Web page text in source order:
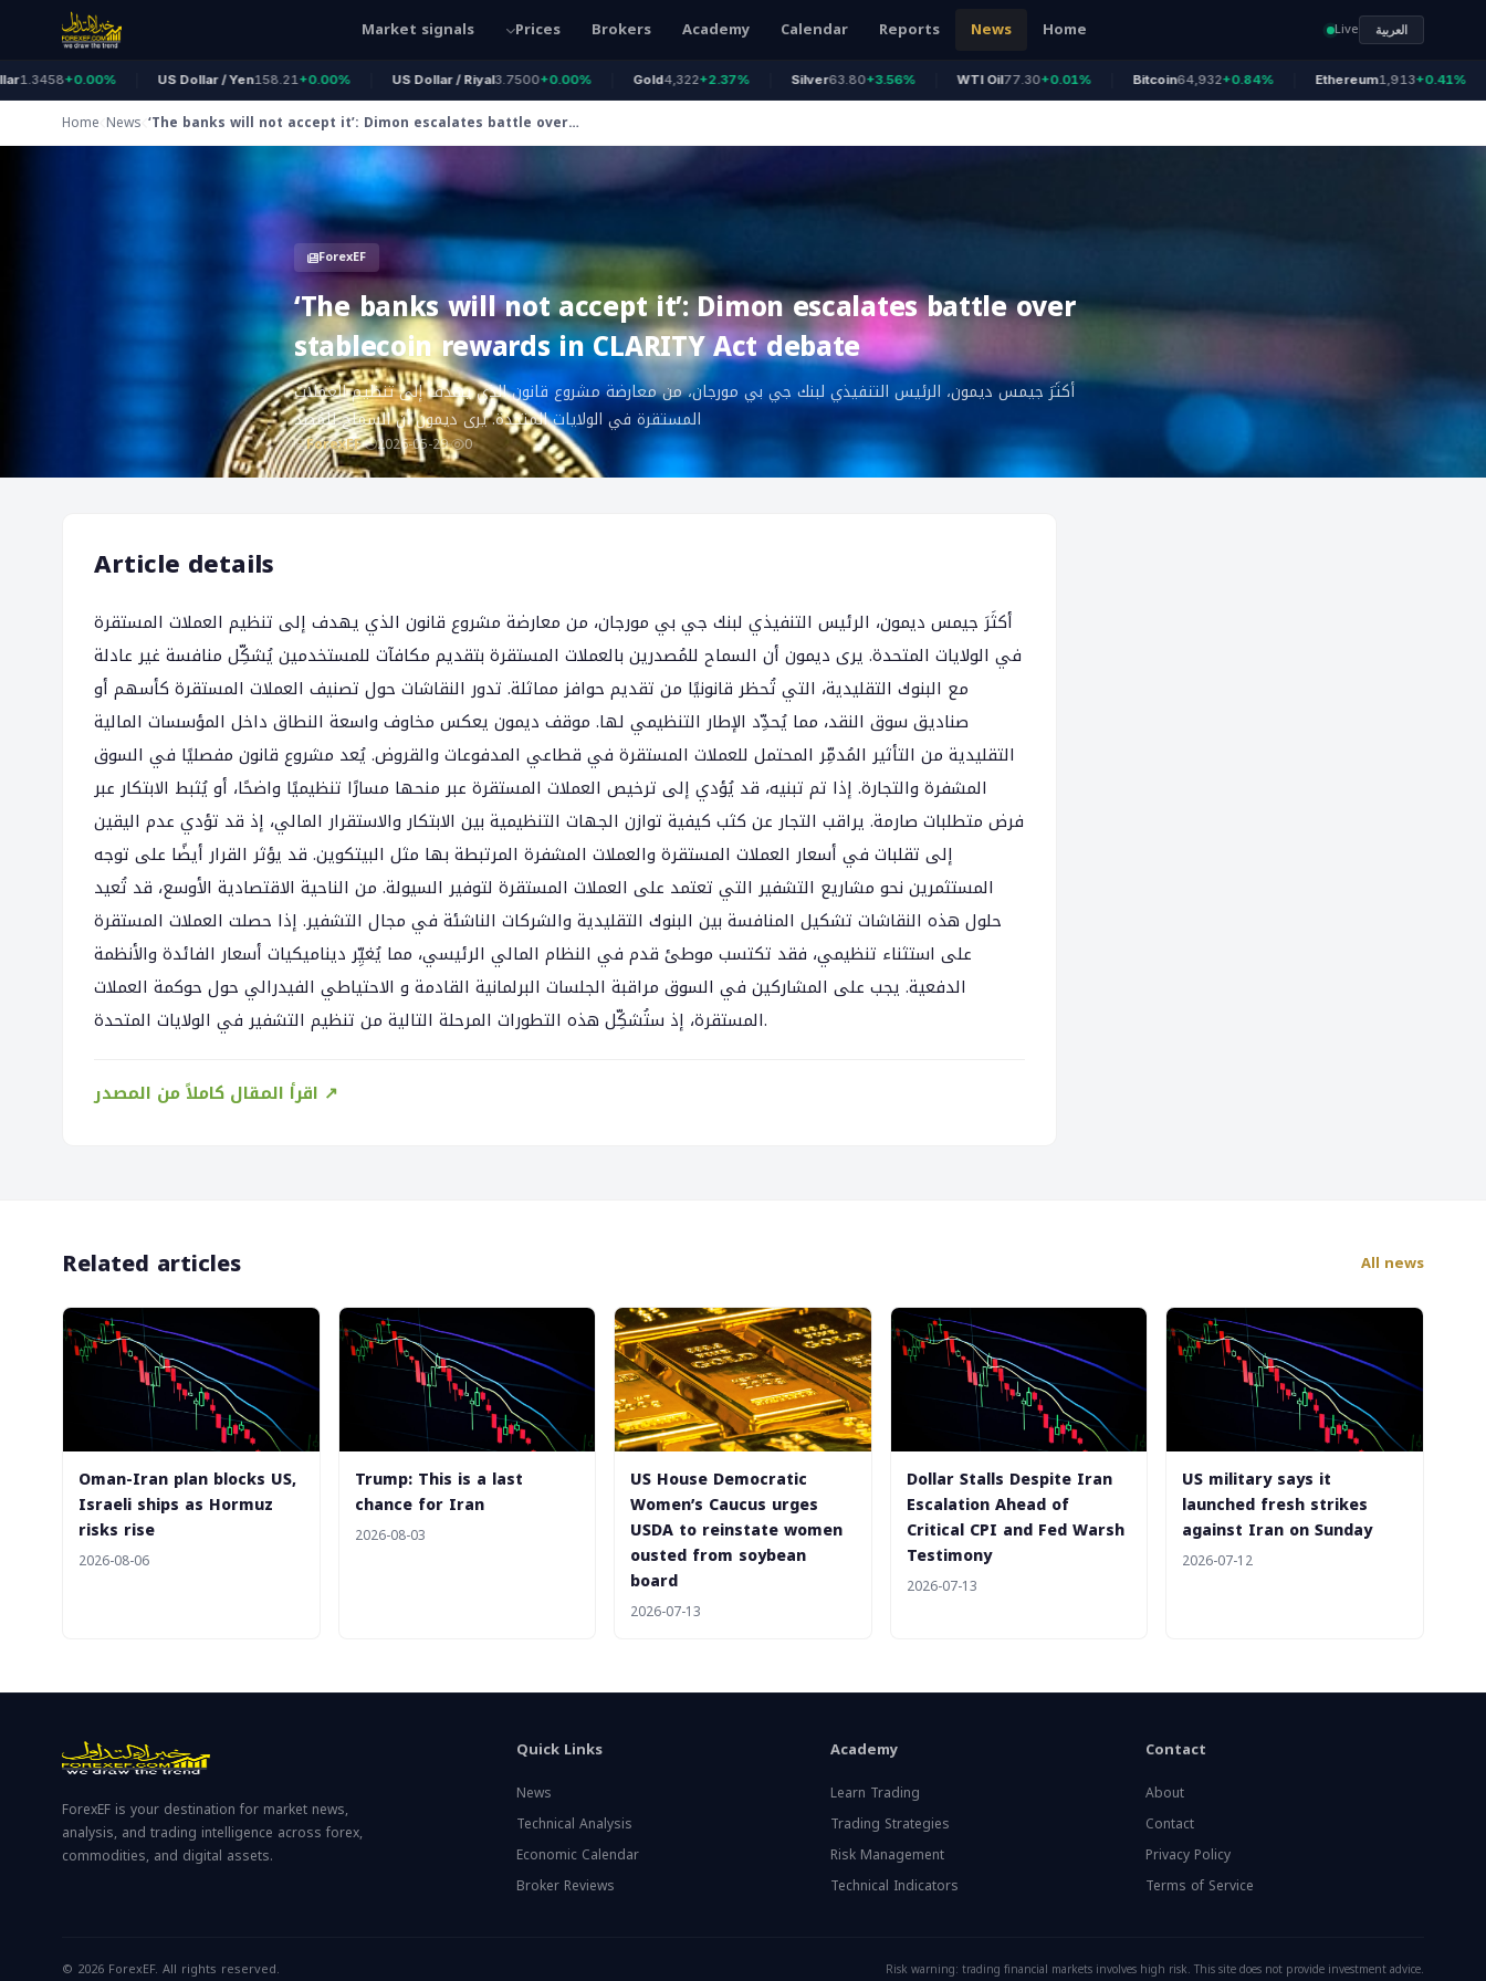
Home
News
Reports
Calendar
Academy
Brokers
Prices
Market signals Live العربية
+0.00% US Dollar / Yen158.21+0.00% US Dollar / Riyal3.7500+0.00% 4,322+2.37% 63.80+3.56% WTI Oil77.30+0.01% Bitcoin64,932+0.84% Ethereum1,913+0.41%
Home News ‘The banks will not accept it’: Dimon escalates battle over
stablecoin rewards in CLARITY Act debate
ForexEF
‘The banks will not accept it’: Dimon escalates battle over
stablecoin rewards in CLARITY Act debate
أكثَرَ جيمس ديمون، الرئيس التنفيذي لبنك جي بي مورجان، من معارضة مشروع قانون الذي يهدف إلى تنظيم العملات
المستقرة في الولايات المتحدة. يرى ديمون أن السماح للمُصد
ForexEF 2026-05-29 0
Article details
أكثَرَ جيمس ديمون، الرئيس التنفيذي لبنك جي بي مورجان، من معارضة مشروع قانون الذي يهدف إلى تنظيم العملات المستقرة
في الولايات المتحدة. يرى ديمون أن السماح للمُصدرين بالعملات المستقرة بتقديم مكافآت للمستخدمين يُشكِّل منافسة غير عادلة
مع البنوك التقليدية، التي تُحظر قانونيًا من تقديم حوافز مماثلة. تدور النقاشات حول تصنيف العملات المستقرة كأسهم أو
صناديق سوق النقد، مما يُحدِّد الإطار التنظيمي لها. موقف ديمون يعكس مخاوف واسعة النطاق داخل المؤسسات المالية
التقليدية من التأثير المُدمِّر المحتمل للعملات المستقرة في قطاعي المدفوعات والقروض. يُعد مشروع قانون مفصليًا في السوق
المشفرة والتجارة. إذا تم تبنيه، قد يُؤدي إلى ترخيص العملات المستقرة عبر منحها مسارًا تنظيميًا واضحًا، أو يُثبط الابتكار عبر
فرض متطلبات صارمة. يراقب التجار عن كثب كيفية توازن الجهات التنظيمية بين الابتكار والاستقرار المالي، إذ قد تؤدي عدم اليقين
إلى تقلبات في أسعار العملات المستقرة والعملات المشفرة المرتبطة بها مثل البيتكوين. قد يؤثر القرار أيضًا على توجه
المستثمرين نحو مشاريع التشفير التي تعتمد على العملات المستقرة لتوفير السيولة. من الناحية الاقتصادية الأوسع، قد تُعيد
حلول هذه النقاشات تشكيل المنافسة بين البنوك التقليدية والشركات الناشئة في مجال التشفير. إذا حصلت العملات المستقرة
على استثناء تنظيمي، فقد تكتسب موطئ قدم في النظام المالي الرئيسي، مما يُغيِّر ديناميكيات أسعار الفائدة والأنظمة
الدفعية. يجب على المشاركين في السوق مراقبة الجلسات البرلمانية القادمة و الاحتياطي الفيدرالي حول حوكمة العملات
المستقرة، إذ ستُشكِّل هذه التطورات المرحلة التالية من تنظيم التشفير في الولايات المتحدة.
اقرأ المقال كاملاً من المصدر ↗
Related articles All news
Oman-Iran plan blocks US,
Israeli ships as Hormuz
risks rise
2026-08-06
Trump: This is a last
chance for Iran
2026-08-03
US House Democratic
Women’s Caucus urges
USDA to reinstate women
ousted from soybean
board
2026-07-13
Dollar Stalls Despite Iran
Escalation Ahead of
Critical CPI and Fed Warsh
Testimony
2026-07-13
US military says it
launched fresh strikes
against Iran on Sunday
2026-07-12
ForexEF is your destination for market news,
analysis, and trading intelligence across forex,
commodities, and digital assets.
Quick Links
News
Technical Analysis
Economic Calendar
Broker Reviews
Academy
Learn Trading
Trading Strategies
Risk Management
Technical Indicators
Contact
About
Contact
Privacy Policy
Terms of Service
© 2026 ForexEF. All rights reserved. Risk warning: trading financial markets involves high risk. This site does not provide investment advice.